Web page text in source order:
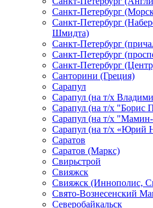
Санкт-Петербург
Санкт-Петербург
Шмидта)
Санкт-Петербург
Санкт-Петербург
Санкт-Петербург
Санторини (Греция)
Сарапул
Сарапул (на т/х
Сарапул (на т/х "Борис
Сарапул (на т/х
Сарапул (на т/х «Юрий
Саратов
Саратов (Маркс)
Свирьстрой
Свияжск
Свияжск (Иннополис,
Свято-Вознесенский
Северобайкальск